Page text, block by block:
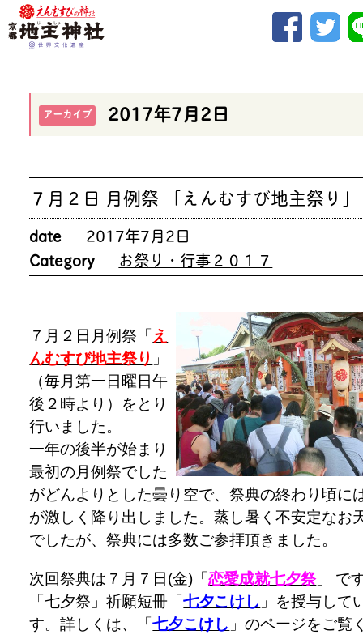
アーカイブ 2017年7月2日
７月２日 月例祭 「えんむすび地主祭り」
date
2017年7月2日
Category
お祭り・行事２０１７
７月２日月例祭「 え
んむすび地主祭り 」
（毎月第一日曜日午
後２時より）をとり
行いました。
一年の後半が始まり
最初の月例祭でした
がどんよりとした曇り空で、祭典の終わり頃に
が激しく降り出しました。蒸し暑く不安定なお
でしたが、祭典には多数ご参拝頂きました。
次回祭典は７月７日(金)「恋愛成就七夕祭」 で
「七夕祭」祈願短冊「七夕こけし 」を授与して
す。詳しくは、「七夕こけし 」のページをご覧